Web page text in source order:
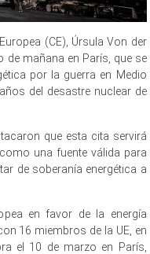
(CE), Úrsula Von der
de mañana en París, que se
por la guerra en Medio
del desastre nuclear de
que esta cita servirá
una fuente válida para
de soberanía energética a
en favor de la energía
16 miembros de la UE, en
el 10 de marzo en París,